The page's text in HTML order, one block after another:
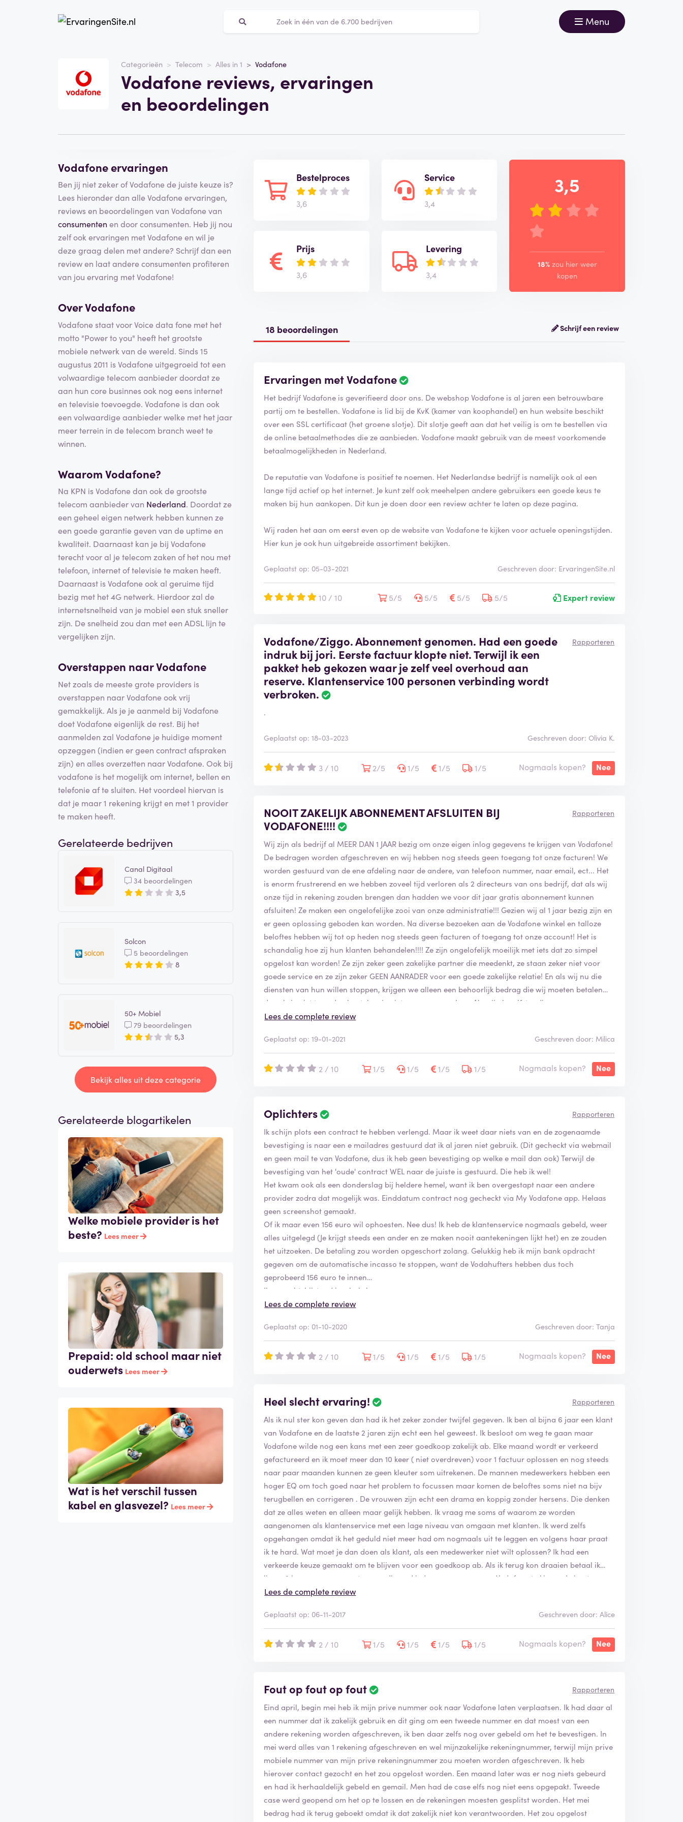
Menu
Categorieën Telecom Alles in 1 Vodafone
Vodafone reviews, ervaringen
en beoordelingen
Vodafone
Categorie
Telecom
Vodafone ervaringen
Ben jij niet zeker of Vodafone de juiste keuze is?
Lees hieronder dan alle Vodafone ervaringen,
reviews en beoordelingen van Vodafone van
consumenten en door consumenten. Heb jij nou
zelf ook ervaringen met Vodafone en wil je
deze graag delen met andere? Schrijf dan een
review en laat andere consumenten profiteren
van jou ervaring met Vodafone!
Over Vodafone
Vodafone staat voor Voice data fone met het
motto "Power to you" heeft het grootste
mobiele netwerk van de wereld. Sinds 15
augustus 2011 is Vodafone uitgegroeid tot een
volwaardige telecom aanbieder doordat ze
aan hun core businnes ook nog eens internet
en televisie toevoegde. Vodafone is dan ook
een volwaardige aanbieder welke met het jaar
meer terrein in de telecom branch weet te
winnen.
Waarom Vodafone?
Na KPN is Vodafone dan ook de grootste
telecom aanbieder van Nederland. Doordat ze
een geheel eigen netwerk hebben kunnen ze
een goede garantie geven van de uptime en
kwaliteit. Daarnaast kan je bij Vodafone
terecht voor al je telecom zaken of het nou met
telefoon, internet of televisie te maken heeft.
Daarnaast is Vodafone ook al geruime tijd
bezig met het 4G netwerk. Hierdoor zal de
internetsnelheid van je mobiel een stuk sneller
zijn. De snelheid zou dan met een ADSL lijn te
vergelijken zijn.
Overstappen naar Vodafone
Net zoals de meeste grote providers is
overstappen naar Vodafone ook vrij
gemakkelijk. Als je je aanmeld bij Vodafone
doet Vodafone eigenlijk de rest. Bij het
aanmelden zal Vodafone je huidige moment
opzeggen (indien er geen contract afspraken
zijn) en alles overzetten naar Vodafone. Ook bij
vodafone is het mogelijk om internet, bellen en
telefonie af te sluiten. Het voordeel hiervan is
dat je maar 1 rekening krijgt en met 1 provider
te maken heeft.
Gerelateerde bedrijven
Canal Digitaal
34 beoordelingen
3,5
Solcon
5 beoordelingen
8
50+ Mobiel
79 beoordelingen
5,3
Bekijk alles uit deze categorie
Gerelateerde blogartikelen
Welke mobiele provider is het
beste? Lees meer
Prepaid: old school maar niet
ouderwets Lees meer
Wat is het verschil tussen
kabel en glasvezel? Lees meer
Bestelproces
3,6
Prijs
3,6
Service
3,4
Levering
3,4
3,5
18% zou hier weer
kopen
18 beoordelingen Schrijf een review
Ervaringen met Vodafone
Het bedrijf Vodafone is geverifieerd door ons. De webshop Vodafone is al jaren een betrouwbare
partij om te bestellen. Vodafone is lid bij de KvK (kamer van koophandel) en hun website beschikt
over een SSL certificaat (het groene slotje). Dit slotje geeft aan dat het veilig is om te bestellen via
de online betaalmethodes die ze aanbieden. Vodafone maakt gebruik van de meest voorkomende
betaalmogelijkheden in Nederland.
De reputatie van Vodafone is positief te noemen. Het Nederlandse bedrijf is namelijk ook al een
lange tijd actief op het internet. Je kunt zelf ook meehelpen andere gebruikers een goede keus te
maken bij hun aankopen. Dit kun je doen door een review achter te laten op deze pagina.
Wij raden het aan om eerst even op de website van Vodafone te kijken voor actuele openingstijden.
Hier kun je ook hun uitgebreide assortiment bekijken.
Geplaatst op: 05-03-2021 Geschreven door: ErvaringenSite.nl
10 / 10 5/5 5/5 5/5 5/5 Expert review
Vodafone/Ziggo. Abonnement genomen. Had een goede
indruk bij jori. Eerste factuur klopte niet. Terwijl ik een
pakket heb gekozen waar je zelf veel overhoud aan
reserve. Klantenservice 100 personen verbinding wordt
verbroken.
Rapporteren
.
Geplaatst op: 18-03-2023 Geschreven door: Olivia K.
3 / 10 2/5 1/5 1/5 1/5 Nogmaals kopen? Nee
NOOIT ZAKELIJK ABONNEMENT AFSLUITEN BIJ
VODAFONE!!!!
Rapporteren
Wij zijn als bedrijf al MEER DAN 1 JAAR bezig om onze eigen inlog gegevens te krijgen van Vodafone!
De bedragen worden afgeschreven en wij hebben nog steeds geen toegang tot onze facturen! We
worden gestuurd van de ene afdeling naar de andere, van telefoon nummer, naar email, ect... Het
is enorm frustrerend en we hebben zoveel tijd verloren als 2 directeurs van ons bedrijf, dat als wij
onze tijd in rekening zouden brengen dan hadden we voor dit jaar gratis abonnement kunnen
afsluiten! Ze maken een ongelofelijke zooi van onze administratie!!! Gezien wij al 1 jaar bezig zijn en
er geen oplossing geboden kan worden. Na diverse bezoeken aan de Vodafone winkel en talloze
beloftes hebben wij tot op heden nog steeds geen facturen of toegang tot onze account! Het is
schandalig hoe zij hun klanten behandelen!!!! Ze zijn ongelofelijk moeilijk met iets dat zo simpel
opgelost kan worden! Ze zijn zeker geen zakelijke partner die meedenkt, ze staan zeker niet voor
goede service en ze zijn zeker GEEN AANRADER voor een goede zakelijke relatie! En als wij nu die
diensten van hun willen stoppen, krijgen we alleen een behoorlijk bedrag die wij moeten betalen
dus als je niet tevreden bent, kan je niet eens weg van hun. Als wij als zelfstandige
onderaannemers meer tijd hebben gehad, zouden we dit met dit deze zaak juridische stappen
hele slechte review voor wat? Voor ONZE EIGEN INLOG GEGEVENS en ONZE EIGEN FACTUREN! Onze
mond aan mond reclame word zeker uitgebreid naar elke onderaannemer die wij kennen totdat wij
onze inlog gegevens krijgen! Schandalig bedrijf!
Lees de complete review
Geplaatst op: 19-01-2021 Geschreven door: Milica
2 / 10 1/5 1/5 1/5 1/5 Nogmaals kopen? Nee
Oplichters Rapporteren
Ik schijn plots een contract te hebben verlengd. Maar ik weet daar niets van en de zogenaamde
bevestiging is naar een e mailadres gestuurd dat ik al jaren niet gebruik. (Dit gecheckt via webmail
en geen mail te van Vodafone, dus ik heb geen bevestiging op welke e mail dan ook) Terwijl de
bevestiging van het 'oude' contract WEL naar de juiste is gestuurd. Die heb ik wel!
Het kwam ook als een donderslag bij heldere hemel, want ik ben overgestapt naar een andere
provider zodra dat mogelijk was. Einddatum contract nog gecheckt via My Vodafone app. Helaas
geen screenshot gemaakt.
Of ik maar even 156 euro wil ophoesten. Nee dus! Ik heb de klantenservice nogmaals gebeld, weer
alles uitgelegd (Je krijgt steeds een ander en ze maken nooit aantekeningen lijkt het) en ze zouden
het uitzoeken. De betaling zou worden opgeschort zolang. Gelukkig heb ik mijn bank opdracht
gegeven om de automatische incasso te stoppen, want de Vodahufters hebben dus toch
geprobeerd 156 euro te innen
Ik ga rechtsbijstand inschakelen.
Lees de complete review
Geplaatst op: 01-10-2020 Geschreven door: Tanja
2 / 10 1/5 1/5 1/5 1/5 Nogmaals kopen? Nee
Heel slecht ervaring! Rapporteren
Als ik nul ster kon geven dan had ik het zeker zonder twijfel gegeven. Ik ben al bijna 6 jaar een klant
van Vodafone en de laatste 2 jaren zijn echt een hel geweest. Ik besloot om weg te gaan maar
Vodafone wilde nog een kans met een zeer goedkoop zakelijk ab. Elke maand wordt er verkeerd
gefactureerd en ik moet meer dan 10 keer ( niet overdreven) voor 1 factuur oplossen en nog steeds
naar paar maanden kunnen ze geen kleuter som uitrekenen. De mannen medewerkers hebben een
hoger EQ om toch goed naar het problem to focussen maar komen de beloftes soms niet na bijv
terugbellen en corrigeren . De vrouwen zijn echt een drama en koppig zonder hersens. Die denken
dat ze alles weten en alleen maar gelijk hebben. Ik vraag me soms af waarom ze worden
aangenomen als klantenservice met een lage niveau van omgaan met klanten. Ik werd zelfs
opgehangen omdat ik het geduld niet meer had om nogmaals uit te leggen en volgens haar praat
ik te hard. Wat moet je dan doen als klant, als een medewerker niet wilt oplossen? Ik had een
verkeerde keuze gemaakt om te blijven voor een goedkoop ab. Als ik terug kon draaien betaal ik
liever 2 keer meer om weg te gaan. Ik raad iedereen aan om geen Vodafone te kiezen. Je bent
uiteindelijk meer tijd kwijt en geld kwijt om iemands fouten op te lossen. Ook een kans dat je hoge
Lees de complete review
Geplaatst op: 06-11-2017 Geschreven door: Alice
2 / 10 1/5 1/5 1/5 1/5 Nogmaals kopen? Nee
Fout op fout op fout Rapporteren
Eind april, begin mei heb ik mijn prive nummer ook naar Vodafone laten verplaatsen. Ik had daar al
een nummer dat ik zakelijk gebruik en dit ging om een tweede nummer en dat moest van een
andere rekening worden afgeschreven, ik ben daar zelfs nog over gebeld om het te bevestigen. In
mei werd alles van 1 rekening afgeschreven en wel mijnzakelijke rekeningnummer, terwijl mijn prive
mobiele nummer van mijn prive rekeningnummer zou moeten worden afgeschreven. Ik heb
hierover contact gezocht en het zou opgelost worden. Een maand later was er nog niets gebeurd
en had ik herhaaldelijk gebeld en gemail. Men had de case elfs nog niet eens opgepakt. Tweede
case werd geopend om het op te lossen en de rekeningen moesten gesplitst worden. Het mei
bedrag had ik terug geboekt omdat ik dat zakelijk niet kon verantwoorden. Het zou opgelost